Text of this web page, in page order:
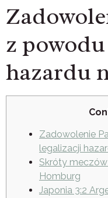
z
hazardu
Zadowolenie
legalizacji
Skróty
Homburg
Japonia 3:2